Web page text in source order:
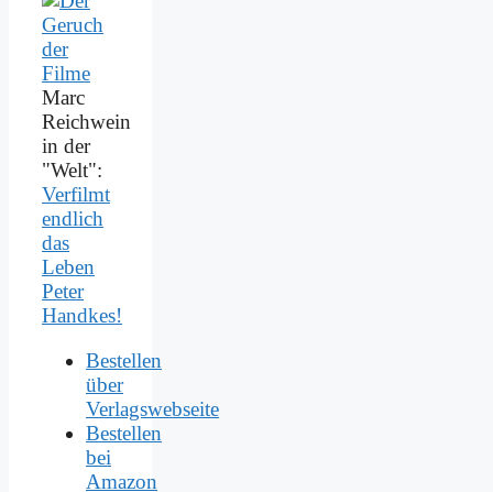
Marc
Reichwein
in der
"Welt":
Verfilmt
endlich
das
Leben
Peter
Handkes!
Bestellen
über
Verlagswebseite
Bestellen
bei
Amazon